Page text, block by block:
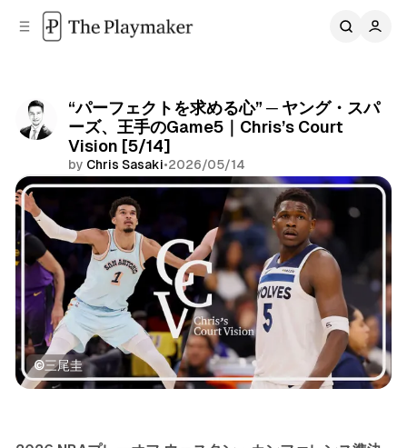
“パーフェクトを求める心” ─ ヤング・スパ
ーズ、王手のGame5｜Chris’s Court
Vision [5/14]
by Chris Sasaki•2026/05/14
Share
©️三尾圭
San Antonio Spurs Minnesota Timberwolves